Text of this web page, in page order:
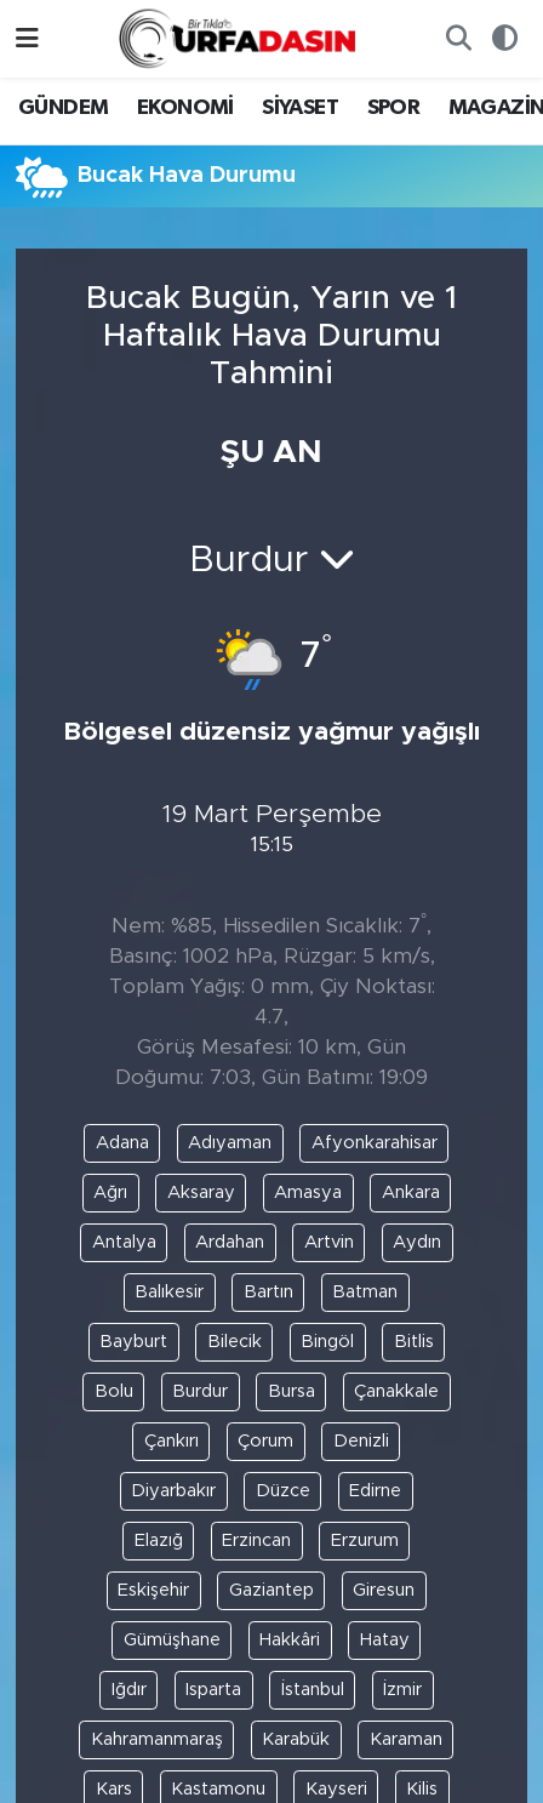
GÜNDEM EKONOMİ SİYASET SPOR
Bucak Hava Durumu
Bucak Bugün, Yarın ve 1
Haftalık Hava Durumu
Tahmini
ŞU AN
Burdur
7°
Bölgesel düzensiz yağmur yağışlı
19 Mart Perşembe
15:15
Nem: %85, Hissedilen Sıcaklık: 7°,
Basınç: 1002 hPa, Rüzgar: 5 km/s,
Toplam Yağış: 0 mm, Çiy Noktası:
4.7,
Görüş Mesafesi: 10 km, Gün
Doğumu: 7:03, Gün Batımı: 19:09
Adana Adıyaman Afyonkarahisar
Ağrı Aksaray Amasya Ankara
Antalya Ardahan Artvin Aydın
Balıkesir Bartın Batman
Bayburt Bilecik Bingöl Bitlis
Bolu Burdur Bursa Çanakkale
Çankırı Çorum Denizli
Diyarbakır Düzce Edirne
Elazığ Erzincan Erzurum
Eskişehir Gaziantep Giresun
Gümüşhane Hakkâri Hatay
Iğdır Isparta İstanbul İzmir
Kahramanmaraş Karabük Karaman
Kars Kastamonu Kayseri Kilis
MAGAZİN
Nöbetçi Eczaneler
Süper Lig Puan Durumu ve Fikstür
Son Dakika Haberleri